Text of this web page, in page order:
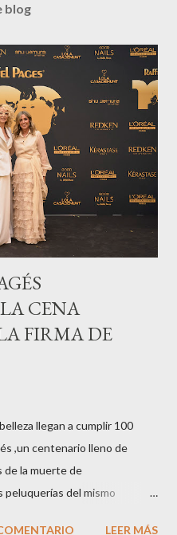
blog
CENA
FIRMA DE
llegan a cumplir 100
,un centenario lleno de
de la muerte de
peluquerías del mismo
LEER MÁS